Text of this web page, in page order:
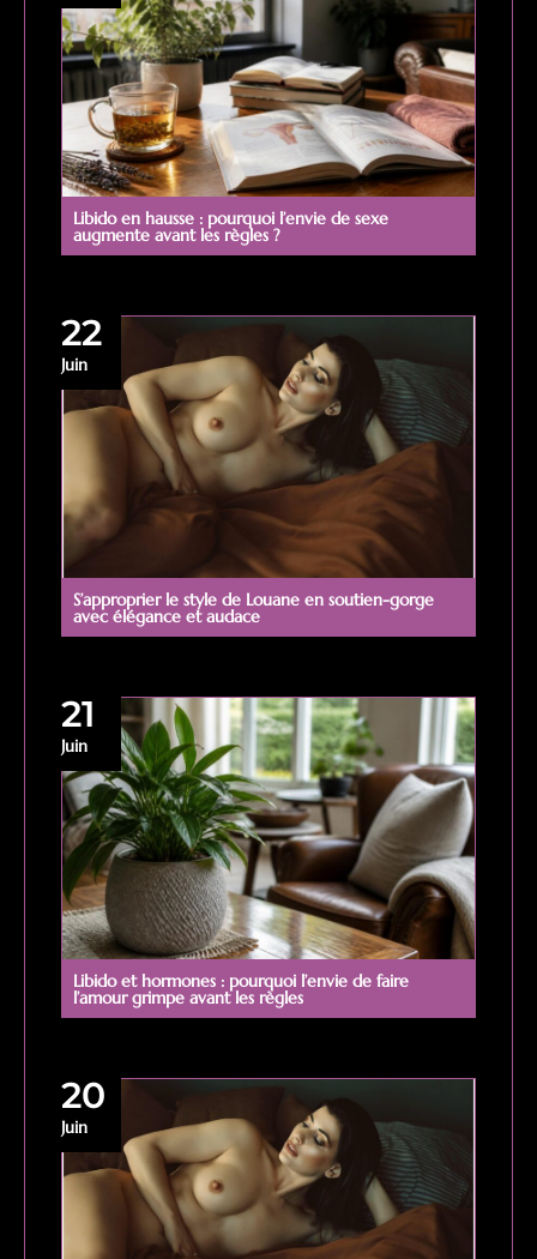
Libido en hausse : pourquoi l’envie de sexe
augmente avant les règles ?
22
Juin
S’approprier le style de Louane en soutien-gorge
avec élégance et audace
21
Juin
Libido et hormones : pourquoi l’envie de faire
l’amour grimpe avant les règles
20
Juin